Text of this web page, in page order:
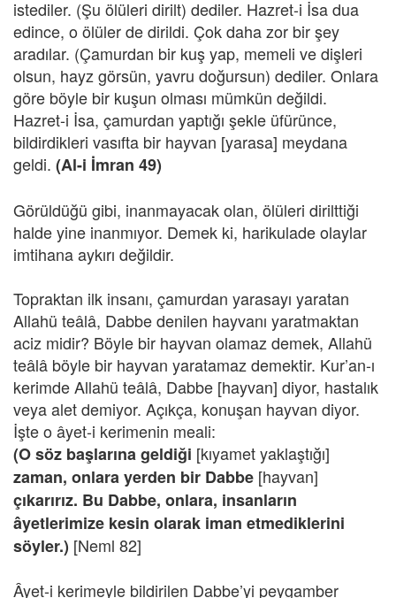
istediler. (Şu ölüleri dirilt) dediler. Hazret-i İsa dua
edince, o ölüler de dirildi. Çok daha zor bir şey
aradılar. (Çamurdan bir kuş yap, memeli ve dişleri
olsun, hayz görsün, yavru doğursun) dediler. Onlara
göre böyle bir kuşun olması mümkün değildi.
Hazret-i İsa, çamurdan yaptığı şekle üfürünce,
bildirdikleri vasıfta bir hayvan [yarasa] meydana
geldi. (Al-i İmran 49)
Görüldüğü gibi, inanmayacak olan, ölüleri dirilttiği
halde yine inanmıyor. Demek ki, harikulade olaylar
imtihana aykırı değildir.
Topraktan ilk insanı, çamurdan yarasayı yaratan
Allahü teâlâ, Dabbe denilen hayvanı yaratmaktan
aciz midir? Böyle bir hayvan olamaz demek, Allahü
teâlâ böyle bir hayvan yaratamaz demektir. Kur’an-ı
kerimde Allahü teâlâ, Dabbe [hayvan] diyor, hastalık
veya alet demiyor. Açıkça, konuşan hayvan diyor.
İşte o âyet-i kerimenin meali:
(O söz başlarına geldiği [kıyamet yaklaştığı]
zaman, onlara yerden bir Dabbe [hayvan]
çıkarırız. Bu Dabbe, onlara, insanların
âyetlerimize kesin olarak iman etmediklerini
söyler.) [Neml 82]
Âyet-i kerimeyle bildirilen Dabbe’yi peygamber